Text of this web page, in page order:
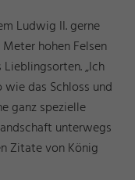
Ludwig II. gerne
hohen Felsen
„Ich
das Schloss und
ganz spezielle
unterwegs
Zitate von König